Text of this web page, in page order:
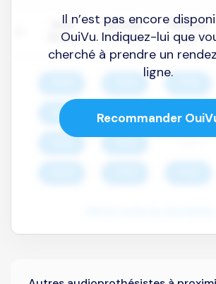
Il n’est pas encore
OuiVu. Indiquez-lui que
cherché à prendre un
ligne.
Recommander